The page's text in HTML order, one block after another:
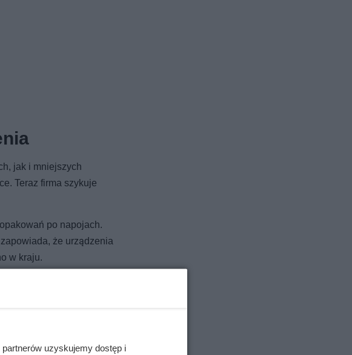
jak i mniejszych
Teraz firma szykuje
po napojach.
że urządzenia
w kraju.
uzyskujemy dostęp i